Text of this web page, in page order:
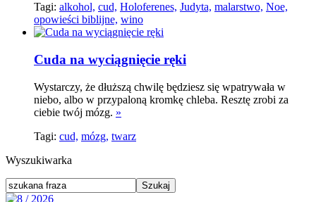
Tagi: alkohol, cud, Holoferenes, Judyta, malarstwo, Noe,
opowieści biblijne, wino
Cuda na wyciągnięcie ręki
Wystarczy, że dłuższą chwilę będziesz się wpatrywała w
niebo, albo w przypaloną kromkę chleba. Resztę zrobi za
ciebie twój mózg. »
Tagi: cud, mózg, twarz
Wyszukiwarka